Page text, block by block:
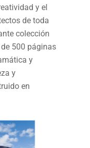
y el
de toda
colección
500 páginas
y
y
en